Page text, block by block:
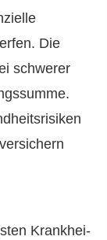
Die
schwerer
Krank­hei­